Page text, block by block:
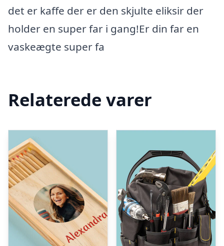
det er kaffe der er den skjulte eliksir der
holder en super far i gang!Er din far en
vaskeægte super fa
Relaterede varer